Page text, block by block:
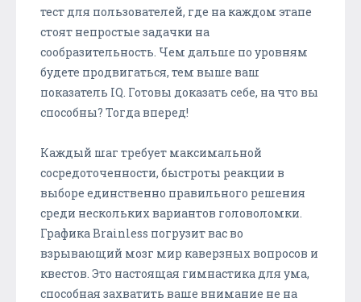
тест для пользователей, где на каждом этапе
стоят непростые задачки на
сообразительность. Чем дальше по уровням
будете продвигаться, тем выше ваш
показатель IQ. Готовы доказать себе, на что вы
способны? Тогда вперед!
Каждый шаг требует максимальной
сосредоточенности, быстроты реакции в
выборе единственно правильного решения
среди нескольких вариантов головоломки.
Графика Brainless погрузит вас во
взрывающий мозг мир каверзных вопросов и
квестов. Это настоящая гимнастика для ума,
способная захватить ваше внимание не на